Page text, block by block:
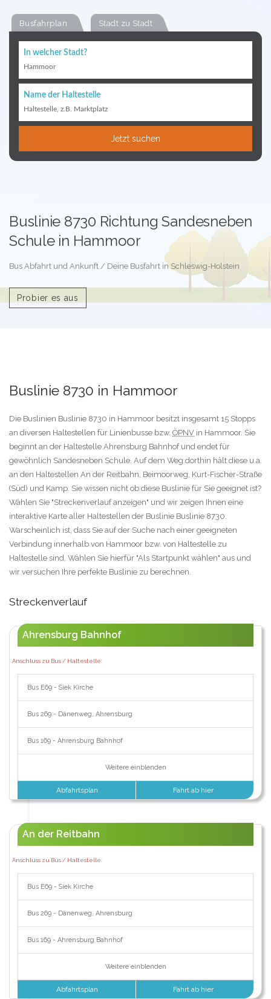
Busfahrplan Stadt zu Stadt
In welcher Stadt?
Hammoor
Name der Haltestelle
Haltestelle, z.B. Marktplatz
Jetzt suchen
Buslinie 8730 Richtung Sandesneben
Schule in Hammoor
Bus Abfahrt und Ankunft / Deine Busfahrt in Schleswig-Holstein
Probier es aus
Buslinie 8730 in Hammoor
Die Buslinien Buslinie 8730 in Hammoor besitzt insgesamt 15 Stopps
an diversen Haltestellen für Linienbusse bzw. ÖPNV in Hammoor. Sie
beginnt an der Haltestelle Ahrensburg Bahnhof und endet für
gewöhnlich Sandesneben Schule. Auf dem Weg dorthin hält diese u.a.
an den Haltestellen An der Reitbahn, Beimoorweg, Kurt-Fischer-Straße
(Süd) und Kamp. Sie wissen nicht ob diese Buslinie für Sie geeignet ist?
Wählen Sie "Streckenverlauf anzeigen" und wir zeigen Ihnen eine
interaktive Karte aller Haltestellen der Buslinie Buslinie 8730.
Warscheinlich ist, dass Sie auf der Suche nach einer geeigneten
Verbindung innerhalb von Hammoor bzw. von Haltestelle zu
Haltestelle sind. Wählen Sie hierfür "Als Startpunkt wählen" aus und
wir versuchen Ihre perfekte Buslinie zu berechnen.
Streckenverlauf
Ahrensburg Bahnhof
Anschluss zu Bus / Haltestelle:
Bus E69 - Siek Kirche
Bus 269 - Dänenweg, Ahrensburg
Bus 169 - Ahrensburg Bahnhof
Weitere einblenden
Abfahrtsplan Fahrt ab hier
An der Reitbahn
Anschluss zu Bus / Haltestelle:
Bus E69 - Siek Kirche
Bus 269 - Dänenweg, Ahrensburg
Bus 169 - Ahrensburg Bahnhof
Weitere einblenden
Abfahrtsplan Fahrt ab hier